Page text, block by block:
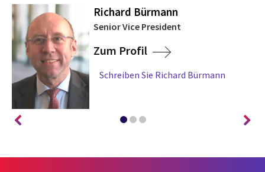
Richard Bürmann
Senior Vice President
Zum Profil
Schreiben Sie Richard Bürmann